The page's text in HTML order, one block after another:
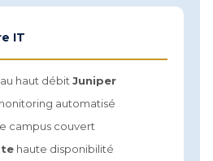
IT
haut débit Juniper
automatisé
campus couvert
haute disponibilité